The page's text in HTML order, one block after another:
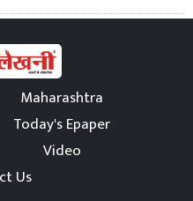
Maharashtra
Today's Epaper
Video
Us